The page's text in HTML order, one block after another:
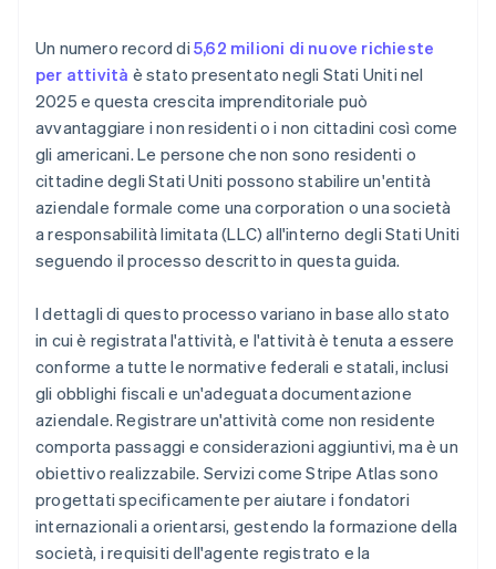
Documenti legali aziendali con idoneità globale
Un numero record di 5,62 milioni di nuove richieste
per attività è stato presentato negli Stati Uniti nel
2025 e questa crescita imprenditoriale può
avvantaggiare i non residenti o i non cittadini così come
gli americani. Le persone che non sono residenti o
cittadine degli Stati Uniti possono stabilire un'entità
aziendale formale come una corporation o una società
a responsabilità limitata (LLC) all'interno degli Stati Uniti
seguendo il processo descritto in questa guida.
I dettagli di questo processo variano in base allo stato
in cui è registrata l'attività, e l'attività è tenuta a essere
conforme a tutte le normative federali e statali, inclusi
gli obblighi fiscali e un'adeguata documentazione
aziendale. Registrare un'attività come non residente
comporta passaggi e considerazioni aggiuntivi, ma è un
obiettivo realizzabile. Servizi come Stripe Atlas sono
progettati specificamente per aiutare i fondatori
internazionali a orientarsi, gestendo la formazione della
società, i requisiti dell'agente registrato e la